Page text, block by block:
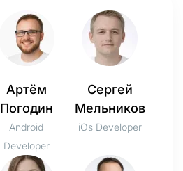
Артём
Погодин
Android
Developer
Сергей
Мельников
iOs Developer